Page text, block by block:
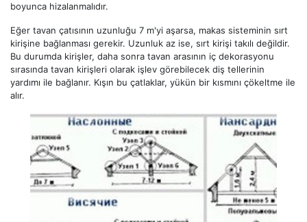
boyunca hizalanmalıdır.
Eğer tavan çatısının uzunluğu 7 m'yi aşarsa, makas sisteminin sırt
kirişine bağlanması gerekir. Uzunluk az ise, sırt kirişi takılı değildir.
Bu durumda kirişler, daha sonra tavan arasının iç dekorasyonu
sırasında tavan kirişleri olarak işlev görebilecek diş tellerinin
yardımı ile bağlanır. Kışın bu çatlaklar, yükün bir kısmını çökeltme ile
alır.